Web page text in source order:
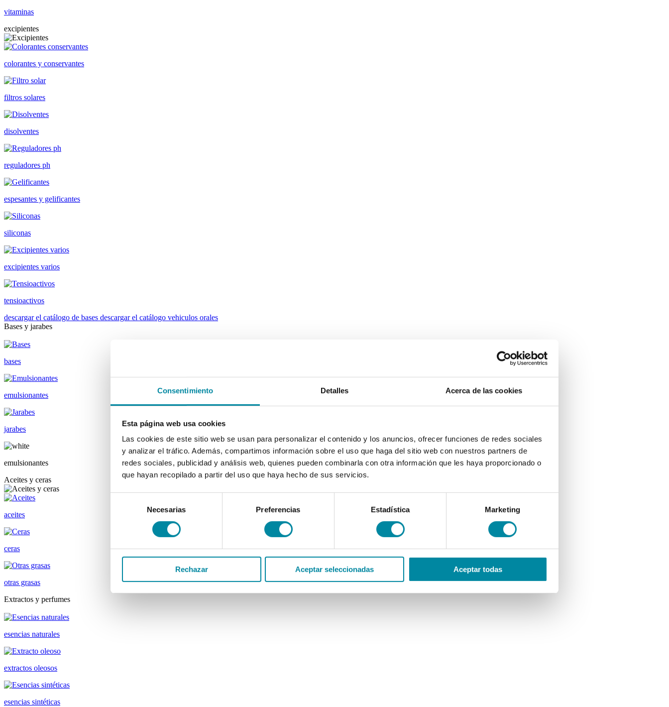
Consentimiento Detalles Acerca de las cookies
Esta página web usa cookies
Las cookies de este sitio web se usan para personalizar el contenido y los anuncios, ofrecer funciones de redes sociales
y analizar el tráfico. Además, compartimos información sobre el uso que haga del sitio web con nuestros partners de
redes sociales, publicidad y análisis web, quienes pueden combinarla con otra información que les haya proporcionado o
que hayan recopilado a partir del uso que haya hecho de sus servicios.
consentimiento
Necesarias Preferencias Estadística Marketing
Rechazar Aceptar seleccionadas Aceptar todas
vitaminas
excipientes
colorantes y conservantes
filtros solares
disolventes
reguladores ph
espesantes y gelificantes
siliconas
excipientes varios
tensioactivos
descargar el catálogo de bases descargar el catálogo vehiculos orales
Bases y jarabes
bases
emulsionantes
jarabes
emulsionantes
Aceites y ceras
aceites
ceras
otras grasas
Extractos y perfumes
esencias naturales
extractos oleosos
esencias sintéticas